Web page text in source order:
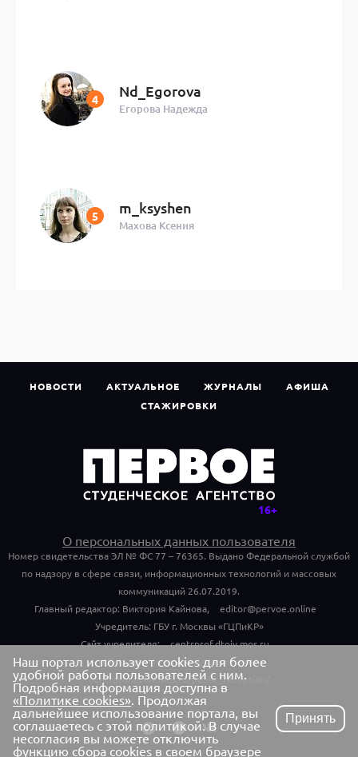
Nd_Egorova
Егорова Надежда
m_ksyshen
Махова Ксения
НОВОСТИ АКТУАЛЬНОЕ ЖУРНАЛЫ
АФИША
СТАЖИРОВКИ
О персональных данных пользователя
Номер свидетельства ЭЛ № ФС 77 – 76365. Выдано Федеральной службой
по надзору в сфере связи, информационных технологий и массовых
коммуникаций 26.07.2019.
Главный редактор: Виктория Кайнова,
editor@pervoe.online
Учредитель: ГБУ г. Москвы «ГЦПиКР»
Сайт учредителя:
centrprof.dtoiv.mos.ru
Обращения граждан учредителю:
centrprof.dtoiv.mos.ru/public_reception/
Наш портал использует cookies для более
удобной работы пользователей с ним.
Подробная информация доступна в
«Политике cookies». Продолжая
дальнейшее использование портала, вы
соглашаетесь с этой политикой. В случае
несогласия вы можете отключить
функцию сбора cookies в своем браузере
Принять